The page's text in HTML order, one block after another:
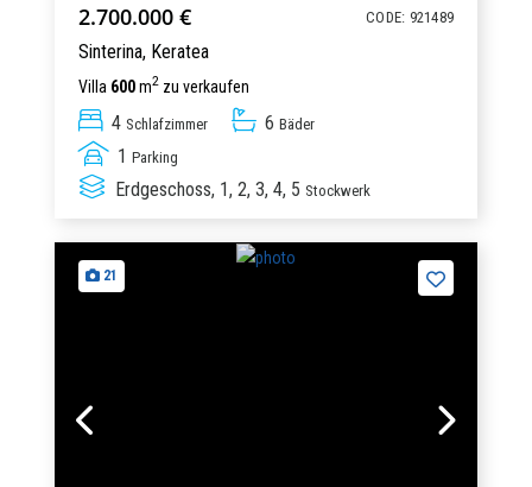
2.700.000 € CODE: 921489
Sinterina, Keratea
Villa 600m2 zu verkaufen
4 Schlafzimmer 6 Bäder
1 Parking
Erdgeschoss, 1, 2, 3, 4, 5 Stockwerk
21